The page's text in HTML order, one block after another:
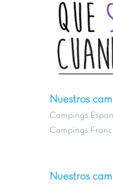
Nuestros
Campings
Campings
Nuestros